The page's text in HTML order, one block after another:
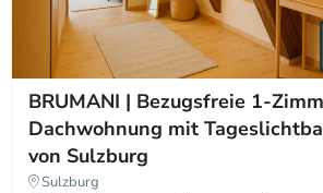
BRUMANI | Bezugsfreie 1-
Dachwohnung mit
von Sulzburg
Sulzburg